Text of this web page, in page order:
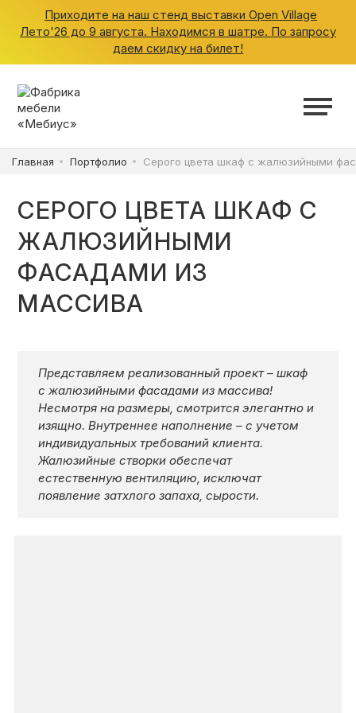
Приходите на наш стенд выставки Open Village
Лето'26 до 9 августа. Находимся в шатре. По запросу
даем скидку на билет!
Главная Портфолио Серого цвета шкаф с жалюзийными
СЕРОГО ЦВЕТА ШКАФ С
ЖАЛЮЗИЙНЫМИ
ФАСАДАМИ ИЗ
МАССИВА
Представляем реализованный проект – шкаф
с жалюзийными фасадами из массива!
Несмотря на размеры, смотрится элегантно и
изящно. Внутреннее наполнение – с учетом
индивидуальных требований клиента.
Жалюзийные створки обеспечат
естественную вентиляцию, исключат
появление затхлого запаха, сырости.
ШКАФЫ
КУХНИ
ГАРДЕРОБНЫЕ
ДЕТСКИЕ
ВАННАЯ
КОНТАКТЫ
КАТАЛОГ МЕБЕЛИ
О ФАБРИКЕ